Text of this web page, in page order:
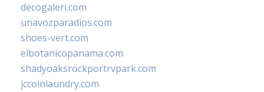
decogaleri.com
unavozparadios.com
shoes-vert.com
elbotanicopanama.com
shadyoaksrockportrvpark.com
jccoinlaundry.com